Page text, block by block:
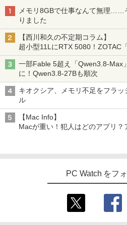
メモリ8GBで仕事なんて無理……
りました
【西川和久の不定期コラム】
超小型11LにRTX 5080！ZOTAC
実力を探る
一部Fable 5超え「Qwen3.8-Max
に！Qwen3.8-27Bも順次
キオクシア、メモリ不足をフラ
ル
【Mac Info】
Macが重い！犯人はどのアプリ？
PC Watch をフ